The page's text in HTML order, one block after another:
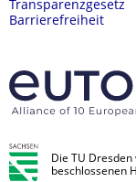
Transparenzgesetz
Barrierefreiheit
Die TU
beschlossenen